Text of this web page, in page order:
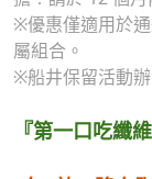
屬組合。
※船井保留活動辦